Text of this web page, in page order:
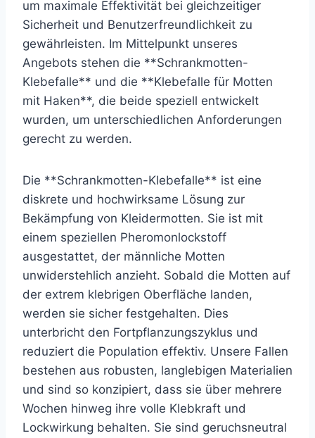
um maximale Effektivität bei gleichzeitiger
Sicherheit und Benutzerfreundlichkeit zu
gewährleisten. Im Mittelpunkt unseres
Angebots stehen die **Schrankmotten-
Klebefalle** und die **Klebefalle für Motten
mit Haken**, die beide speziell entwickelt
wurden, um unterschiedlichen Anforderungen
gerecht zu werden.
Die **Schrankmotten-Klebefalle** ist eine
diskrete und hochwirksame Lösung zur
Bekämpfung von Kleidermotten. Sie ist mit
einem speziellen Pheromonlockstoff
ausgestattet, der männliche Motten
unwiderstehlich anzieht. Sobald die Motten auf
der extrem klebrigen Oberfläche landen,
werden sie sicher festgehalten. Dies
unterbricht den Fortpflanzungszyklus und
reduziert die Population effektiv. Unsere Fallen
bestehen aus robusten, langlebigen Materialien
und sind so konzipiert, dass sie über mehrere
Wochen hinweg ihre volle Klebkraft und
Lockwirkung behalten. Sie sind geruchsneutral